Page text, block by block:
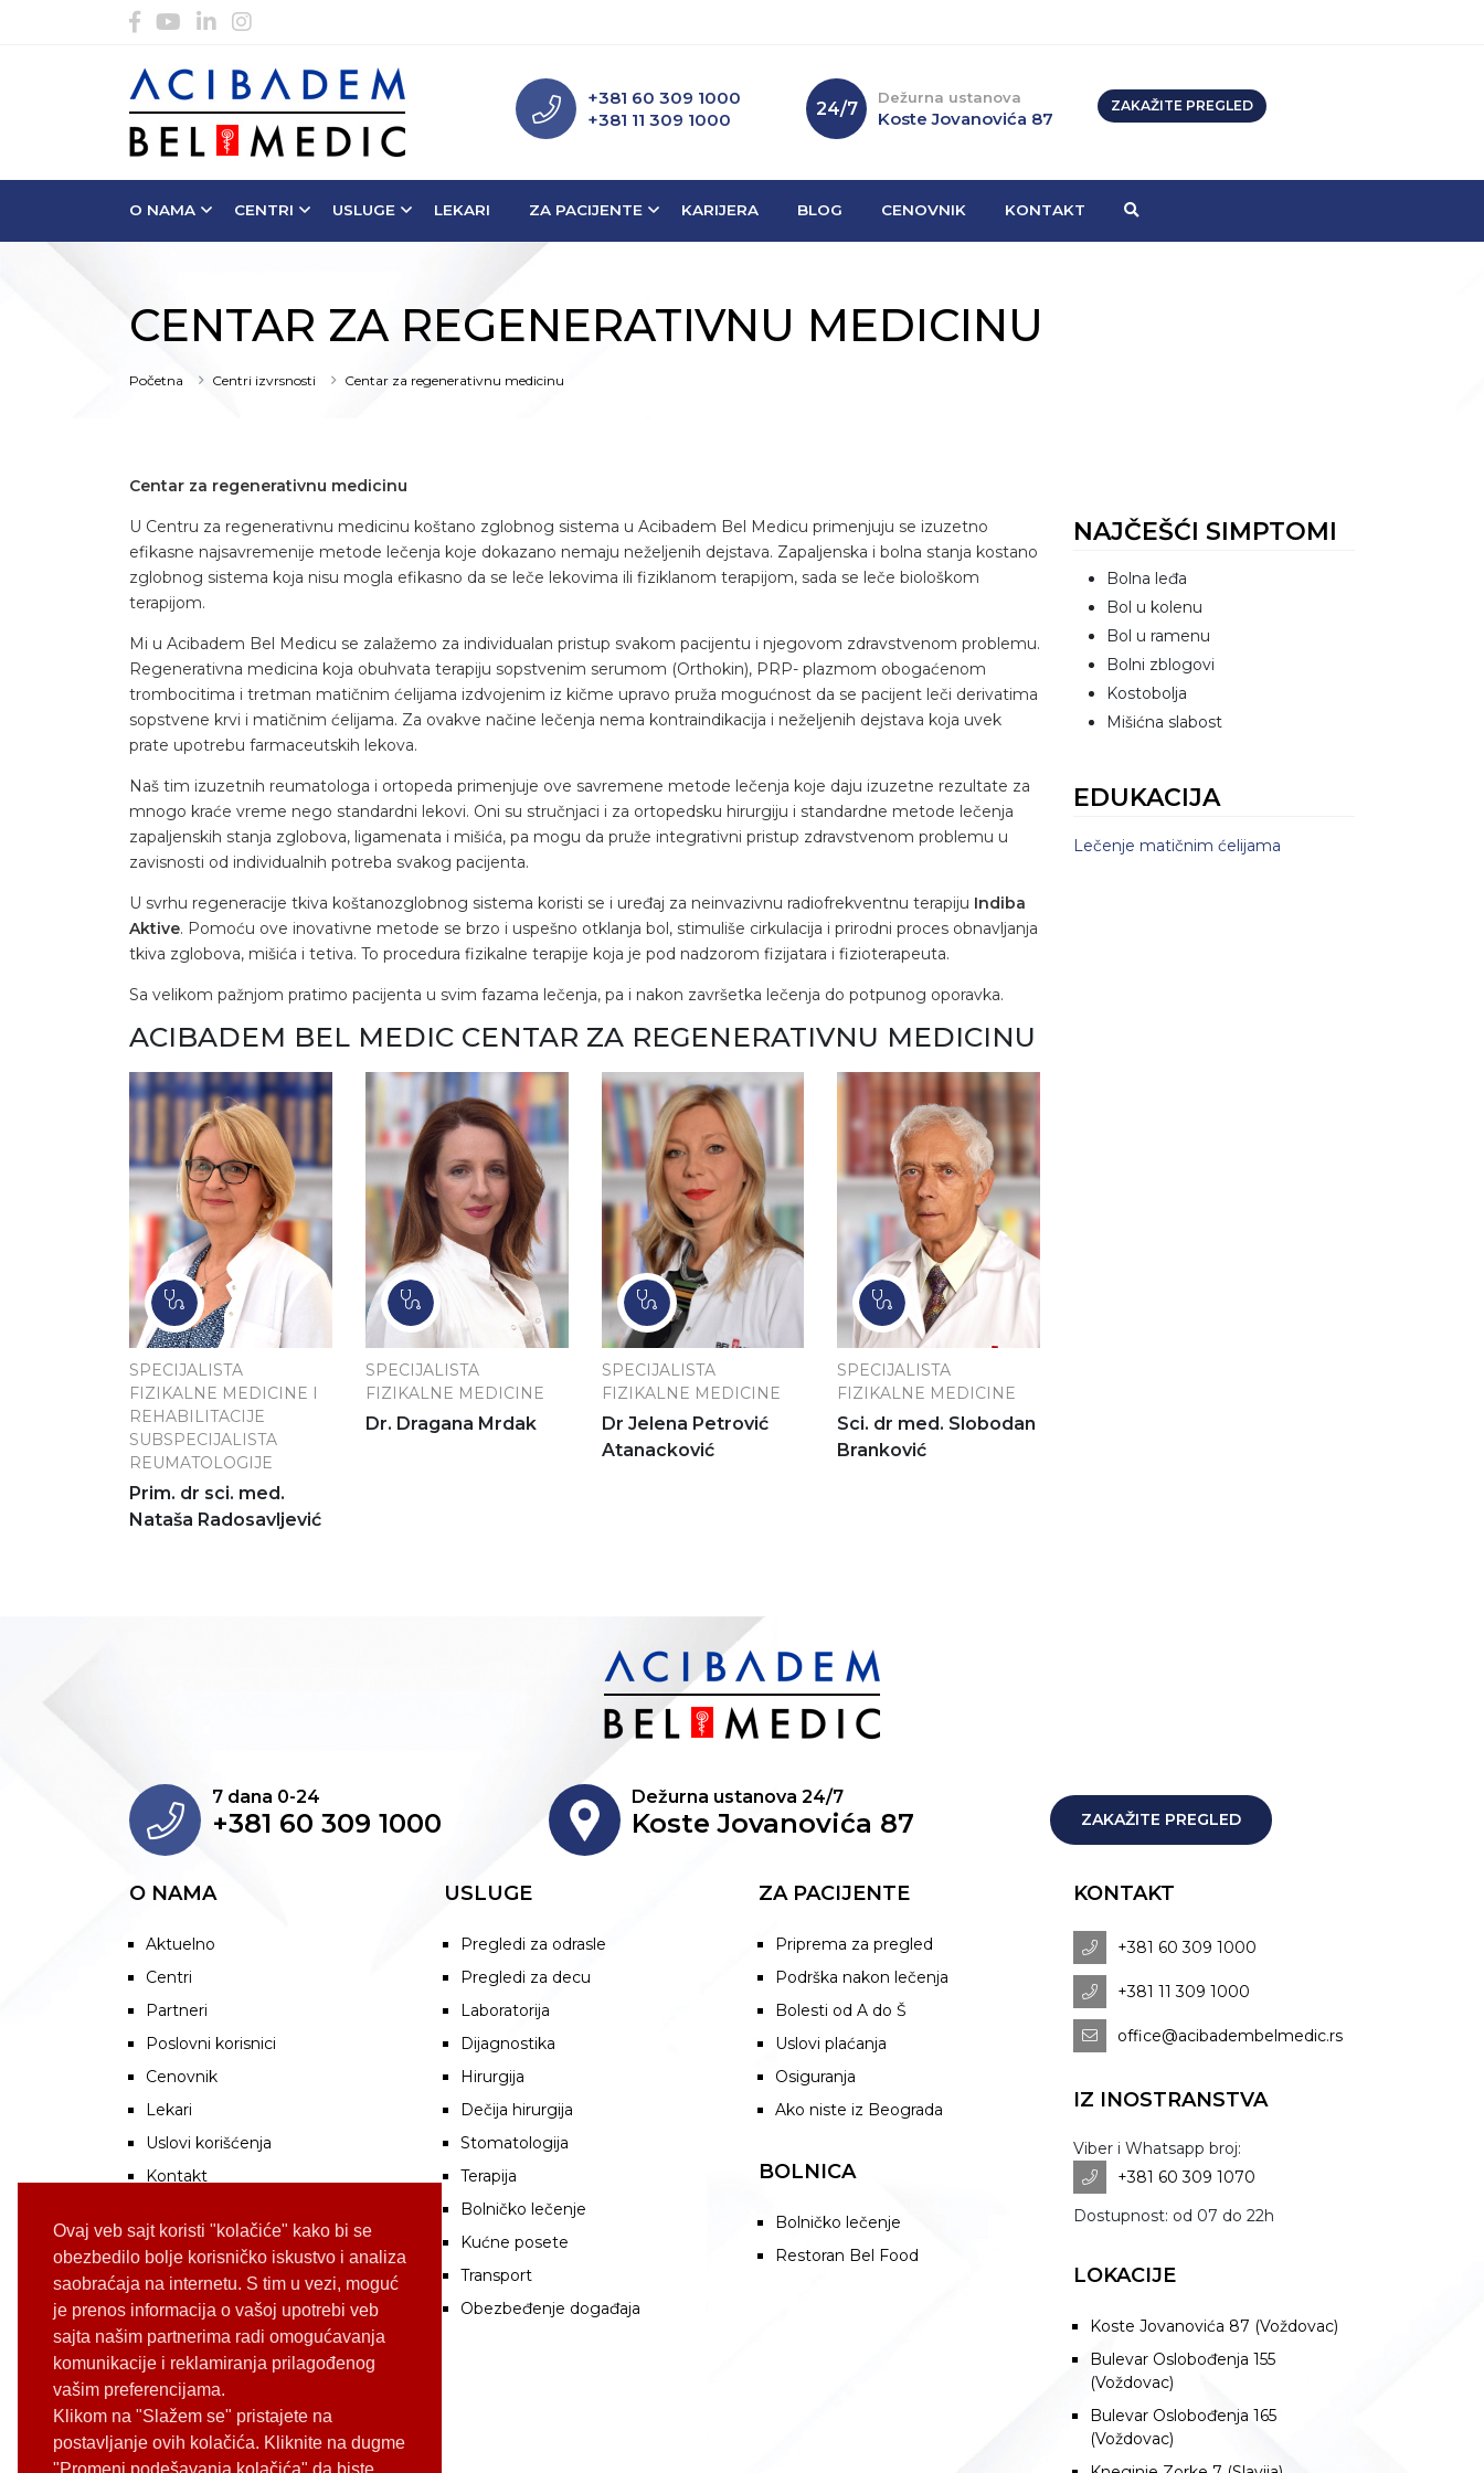
Ovaj veb sajt koristi "kolačiće" kako bi se
obezbedilo bolje korisničko iskustvo i analiza
saobraćaja na internetu. S tim u vezi, moguć
je prenos informacija o vašoj upotrebi veb
sajta našim partnerima radi omogućavanja
komunikacije i reklamiranja prilagođenog
vašim preferencijama.
Klikom na "Slažem se" pristajete na
postavljanje ovih kolačića. Kliknite na dugme
+381 60 309 1000
+381 11 309 1000
24/7
Dežurna ustanova
Koste Jovanovića 87
ZAKAŽITE PREGLED
O NAMA CENTRI USLUGE LEKARI ZA PACIJENTE KARIJERA BLOG CENOVNIK KONTAKT
CENTAR ZA REGENERATIVNU MEDICINU
Početna Centri izvrsnosti Centar za regenerativnu medicinu
Centar za regenerativnu medicinu
U Centru za regenerativnu medicinu koštano zglobnog sistema u Acibadem Bel Medicu primenjuju se izuzetno
efikasne najsavremenije metode lečenja koje dokazano nemaju neželjenih dejstava. Zapaljenska i bolna stanja kostano
zglobnog sistema koja nisu mogla efikasno da se leče lekovima ili fiziklanom terapijom, sada se leče biološkom
terapijom.
Mi u Acibadem Bel Medicu se zalažemo za individualan pristup svakom pacijentu i njegovom zdravstvenom problemu.
Regenerativna medicina koja obuhvata terapiju sopstvenim serumom (Orthokin), PRP- plazmom obogaćenom
trombocitima i tretman matičnim ćelijama izdvojenim iz kičme upravo pruža mogućnost da se pacijent leči derivatima
sopstvene krvi i matičnim ćelijama. Za ovakve načine lečenja nema kontraindikacija i neželjenih dejstava koja uvek
prate upotrebu farmaceutskih lekova.
Naš tim izuzetnih reumatologa i ortopeda primenjuje ove savremene metode lečenja koje daju izuzetne rezultate za
mnogo kraće vreme nego standardni lekovi. Oni su stručnjaci i za ortopedsku hirurgiju i standardne metode lečenja
zapaljenskih stanja zglobova, ligamenata i mišića, pa mogu da pruže integrativni pristup zdravstvenom problemu u
zavisnosti od individualnih potreba svakog pacijenta.
U svrhu regeneracije tkiva koštanozglobnog sistema koristi se i uređaj za neinvazivnu radiofrekventnu terapiju Indiba
Aktive. Pomoću ove inovativne metode se brzo i uspešno otklanja bol, stimuliše cirkulacija i prirodni proces obnavljanja
tkiva zglobova, mišića i tetiva. To procedura fizikalne terapije koja je pod nadzorom fizijatara i fizioterapeuta.
Sa velikom pažnjom pratimo pacijenta u svim fazama lečenja, pa i nakon završetka lečenja do potpunog oporavka.
ACIBADEM BEL MEDIC CENTAR ZA REGENERATIVNU MEDICINU
SPECIJALISTA
FIZIKALNE MEDICINE I
REHABILITACIJE
SUBSPECIJALISTA
REUMATOLOGIJE
Prim. dr sci. med.
Nataša Radosavljević
SPECIJALISTA
FIZIKALNE MEDICINE
Dr. Dragana Mrdak
SPECIJALISTA
FIZIKALNE MEDICINE
Dr Jelena Petrović
Atanacković
SPECIJALISTA
FIZIKALNE MEDICINE
Sci. dr med. Slobodan
Branković
NAJČEŠĆI SIMPTOMI
Bolna leđa
Bol u kolenu
Bol u ramenu
Bolni zblogovi
Kostobolja
Mišićna slabost
EDUKACIJA
Lečenje matičnim ćelijama
7 dana 0-24
+381 60 309 1000
Dežurna ustanova 24/7
Koste Jovanovića 87 ZAKAŽITE PREGLED
O NAMA
Aktuelno
Centri
Partneri
Poslovni korisnici
Cenovnik
Lekari
Uslovi korišćenja
Kontakt
USLUGE
Pregledi za odrasle
Pregledi za decu
Laboratorija
Dijagnostika
Hirurgija
Dečija hirurgija
Stomatologija
Terapija
Bolničko lečenje
Kućne posete
Transport
Obezbeđenje događaja
ZA PACIJENTE
Priprema za pregled
Podrška nakon lečenja
Bolesti od A do Š
Uslovi plaćanja
Osiguranja
Ako niste iz Beograda
BOLNICA
Bolničko lečenje
Restoran Bel Food
KONTAKT
+381 60 309 1000
+381 11 309 1000
office@acibadembelmedic.rs
IZ INOSTRANSTVA
Viber i Whatsapp broj:
+381 60 309 1070
Dostupnost: od 07 do 22h
LOKACIJE
Koste Jovanovića 87 (Voždovac)
Bulevar Oslobođenja 155
(Voždovac)
Bulevar Oslobođenja 165
(Voždovac)